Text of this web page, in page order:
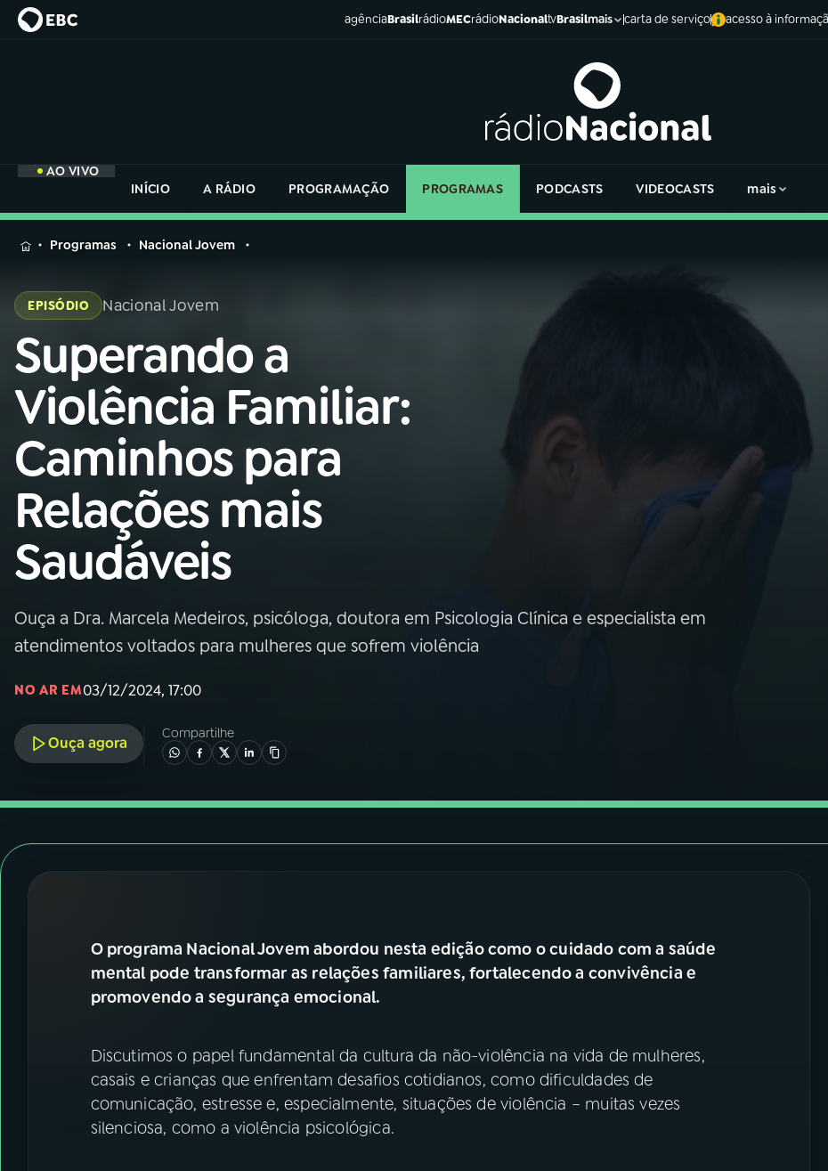
agênciaBrasilrádioMECrádioNacionaltvBrasilmais carta de serviço acesso à
AO VIVO
INÍCIO
A RÁDIO PROGRAMAÇÃO PROGRAMAS PODCASTS VIDEOCASTS mais
MENU
Buscar
na
Rádio
Nacional
AO VIVO
01 INÍCIO
02A RÁDIO
03 PROGRAMAÇÃO
04 PROGRAMAS
05 PODCASTS
06VIDEOCASTS
07ÚLTIMAS
YouTube Facebook
Instagram X
na
Rádio
Programas Nacional Jovem
EPISÓDIO Nacional Jovem
Superando a
Violência Familiar:
Caminhos para
Relações mais
Saudáveis
Ouça a Dra. Marcela Medeiros, psicóloga, doutora em Psicologia Clínica e especialista em
atendimentos voltados para mulheres que sofrem violência
NO AR EM03/12/2024, 17:00
Ouça agora
Compartilhe
O programa Nacional Jovem abordou nesta edição como o cuidado com a saúde
mental pode transformar as relações familiares, fortalecendo a convivência e
promovendo a segurança emocional.
Discutimos o papel fundamental da cultura da não-violência na vida de mulheres,
casais e crianças que enfrentam desafios cotidianos, como dificuldades de
comunicação, estresse e, especialmente, situações de violência – muitas vezes
silenciosa, como a violência psicológica.